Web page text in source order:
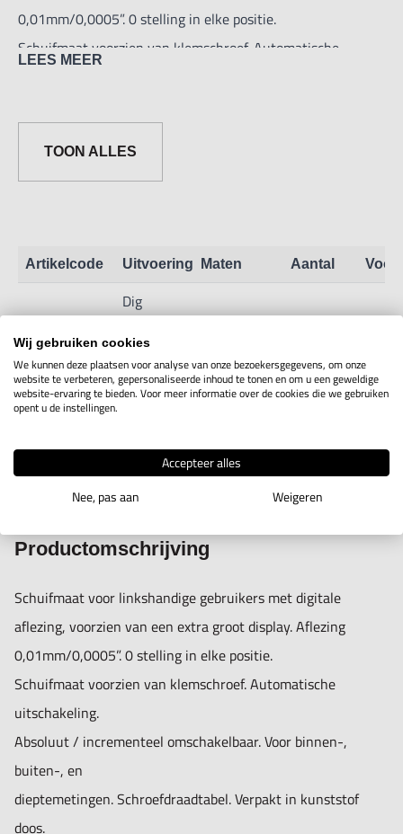
0,01mm/0,0005”. 0 stelling in elke positie.
Schuifmaat voorzien van klemschroef. Automatische
dieptemetingen. Schroefdraadtabel. Verpakt in kunststof
LEES MEER
TOON ALLES
Artikelcode Uitvoering Maten Aantal
6M05.3.11Links
Dig
Linkshandige
ABS
Schuifmaat
0-150mm
IN WINKELWAGEN
Productomschrijving
Schuifmaat voor linkshandige gebruikers met digitale
aflezing, voorzien van een extra groot display. Aflezing
0,01mm/0,0005”. 0 stelling in elke positie.
Schuifmaat voorzien van klemschroef. Automatische
uitschakeling.
Absoluut / incrementeel omschakelbaar. Voor binnen-,
buiten-, en
dieptemetingen. Schroefdraadtabel. Verpakt in kunststof
doos.
Wij gebruiken cookies
We kunnen deze plaatsen voor analyse van onze bezoekersgegevens, om onze
website te verbeteren, gepersonaliseerde inhoud te tonen en om u een geweldige
website-ervaring te bieden. Voor meer informatie over de cookies die we gebruiken
opent u de instellingen.
Accepteer alles
Nee, pas aan
Weigeren